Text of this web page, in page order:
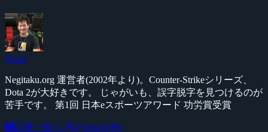
Yossy
Negitaku.org 運営者(2002年より)。Counter-Strikeシリーズ、
Dota 2が大好きです。 じゃがいも、誤字脱字を見つけるのが
苦手です。 第1回 日本eスポーツアワード 功労賞受賞
記事一覧へ @YossyFPS